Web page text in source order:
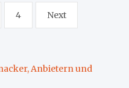
4 Next
Anbietern und